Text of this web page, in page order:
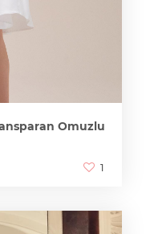
Omuzlu
1